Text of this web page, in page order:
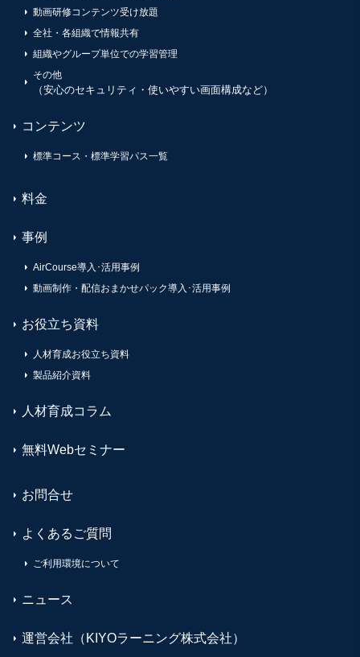
動画研修コンテンツ受け放題
全社・各組織で情報共有
組織やグループ単位での学習管理
その他
（安心のセキュリティ・使いやすい画面構成など）
コンテンツ
標準コース・標準学習パス一覧
料金
事例
AirCourse導入･活用事例
動画制作・配信おまかせパック導入･活用事例
お役立ち資料
人材育成お役立ち資料
製品紹介資料
人材育成コラム
無料Webセミナー
お問合せ
よくあるご質問
ご利用環境について
ニュース
運営会社（KIYOラーニング株式会社）